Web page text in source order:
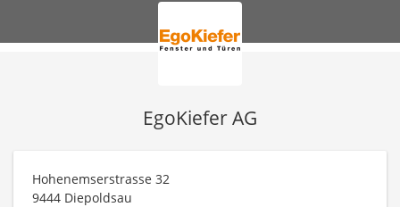
EgoKiefer AG
Hohenemserstrasse 32
9444 Diepoldsau